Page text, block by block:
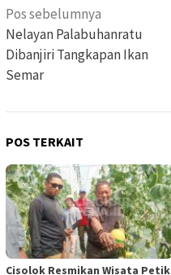
Navigasi
pos
Pos sebelumnya
Nelayan Palabuhanratu
Dibanjiri Tangkapan Ikan
Semar
POS TERKAIT
Cisolok Resmikan Wisata Petik